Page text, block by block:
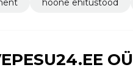
hoone ehitustööd
OÜ